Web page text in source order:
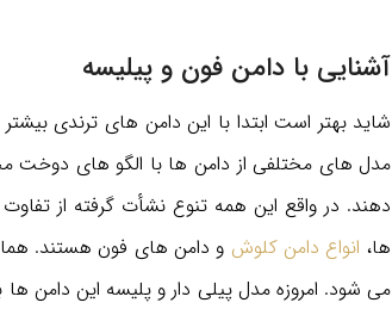
آشنایی با دامن فون و پیلیسه
شاید بهتر است ابتدا با این دامن های ترندی
مدل های مختلفی از دامن ها با الگو های دوخت
دهند. در واقع این همه تنوع نشأت گرفته از
ها، انواع دامن کلوش و دامن های فون هستند.
می شود. امروزه مدل پیلی دار و پلیسه این دامن ها